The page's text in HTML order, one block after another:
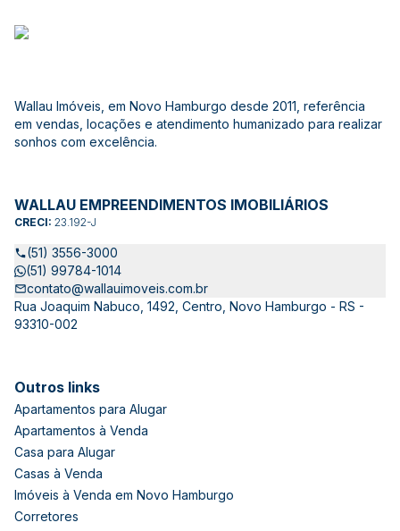
Wallau Imóveis, em Novo Hamburgo desde 2011, referência
em vendas, locações e atendimento humanizado para realizar
sonhos com excelência.
WALLAU EMPREENDIMENTOS IMOBILIÁRIOS
CRECI: 23.192-J
(51) 3556-3000
(51) 99784-1014
contato@wallauimoveis.com.br
Rua Joaquim Nabuco, 1492, Centro, Novo Hamburgo - RS -
93310-002
Outros links
Apartamentos para Alugar
Apartamentos à Venda
Casa para Alugar
Casas à Venda
Imóveis à Venda em Novo Hamburgo
Corretores